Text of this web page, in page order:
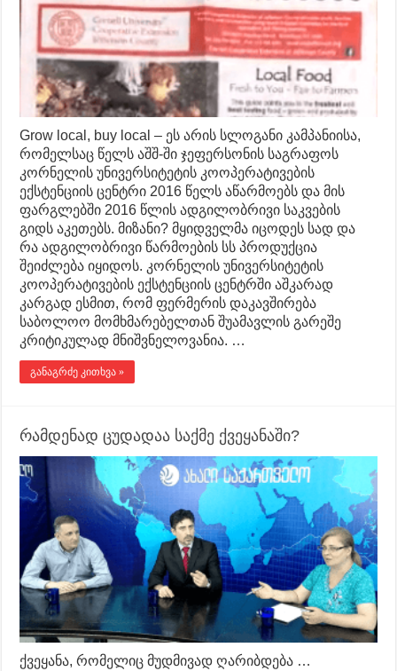
Grow local, buy local – ეს არის სლოგანი კამპანიისა,
რომელსაც წელს აშშ-ში ჯეფერსონის საგრაფოს
კორნელის უნივერსიტეტის კოოპერატივების
ექსტენციის ცენტრი 2016 წელს აწარმოებს და მის
ფარგლებში 2016 წლის ადგილობრივი საკვების
გიდს აკეთებს. მიზანი? მყიდველმა იცოდეს სად და
რა ადგილობრივი წარმოების სს პროდუქცია
შეიძლება იყიდოს. კორნელის უნივერსიტეტის
კოოპერატივების ექსტენციის ცენტრში აშკარად
კარგად ესმით, რომ ფერმერის დაკავშირება
საბოლოო მომხმარებელთან შუამავლის გარეშე
კრიტიკულად მნიშვნელოვანია. …
განაგრძე კითხვა »
რამდენად ცუდადაა საქმე ქვეყანაში?
ქვეყანა, რომელიც მუდმივად ღარიბდება …